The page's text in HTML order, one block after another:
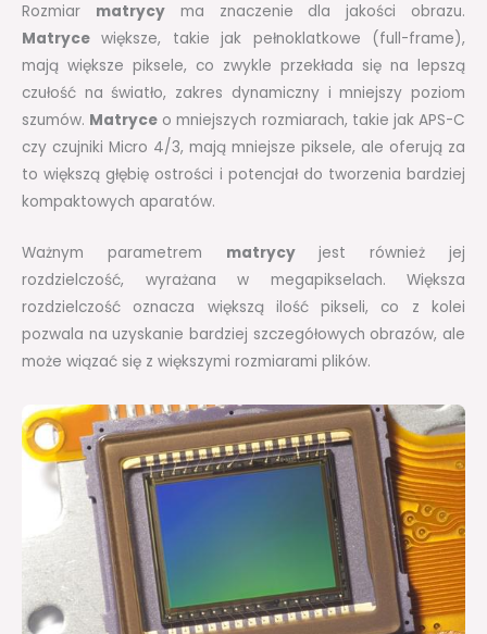
Rozmiar matrycyma znaczenie dla jakości obrazu.
Matryce większe, takie jak pełnoklatkowe (full-frame),
mają większe piksele, co zwykle przekłada się na lepszą
czułość na światło, zakres dynamiczny i mniejszy poziom
szumów. Matryce o mniejszych rozmiarach, takie jak APS-C
czy czujniki Micro 4/3, mają mniejsze piksele, ale oferują za
to większą głębię ostrości i potencjał do tworzenia bardziej
kompaktowych aparatów.
Ważnym parametrem matrycyjest również jej
rozdzielczość, wyrażana w megapikselach. Większa
rozdzielczość oznacza większą ilość pikseli, co z kolei
pozwala na uzyskanie bardziej szczegółowych obrazów, ale
może wiązać się z większymi rozmiarami plików.